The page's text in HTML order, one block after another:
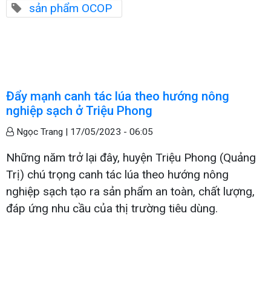
sản phẩm OCOP
Đẩy mạnh canh tác lúa theo hướng nông
nghiệp sạch ở Triệu Phong
Ngọc Trang | 17/05/2023 - 06:05
Những năm trở lại đây, huyện Triệu Phong (Quảng
Trị) chú trọng canh tác lúa theo hướng nông
nghiệp sạch tạo ra sản phẩm an toàn, chất lượng,
đáp ứng nhu cầu của thị trường tiêu dùng.